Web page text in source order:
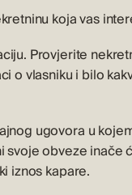
koja vas
Provjerite
o vlasniku i bilo
ugovora u
svoje obveze
iznos kapare.